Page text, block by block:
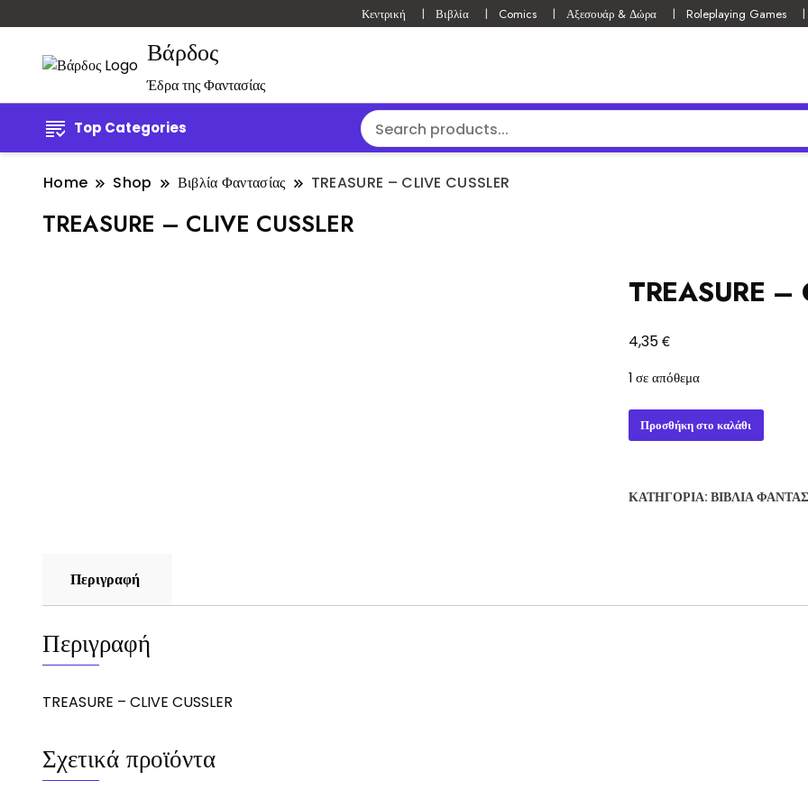
Κεντρική Βιβλία Comics Αξεσουάρ & Δώρα Roleplaying Games
Βάρδος
Έδρα της Φαντασίας
Top Categories
Home Shop Βιβλία Φαντασίας TREASURE – CLIVE CUSSLER
TREASURE – CLIVE CUSSLER
TREASURE –
4,35€
1 σε απόθεμα
TREASURE
-
ποσότητα
Προσθήκη στο καλάθι
ΚΑΤΗΓΟΡΊΑ: ΒΙΒΛΊΑ
Περιγραφή
Περιγραφή
TREASURE – CLIVE CUSSLER
Σχετικά προϊόντα